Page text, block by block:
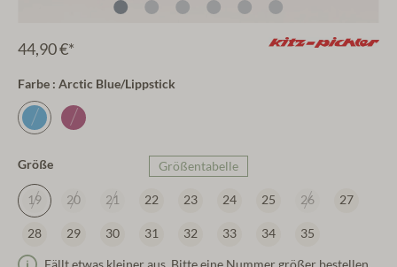
44,90 €*
Farbe : Arctic Blue/Lippstick
Größe Größentabelle
19 20 21 22 23 24 25 26 27
28 29 30 31 32 33 34 35